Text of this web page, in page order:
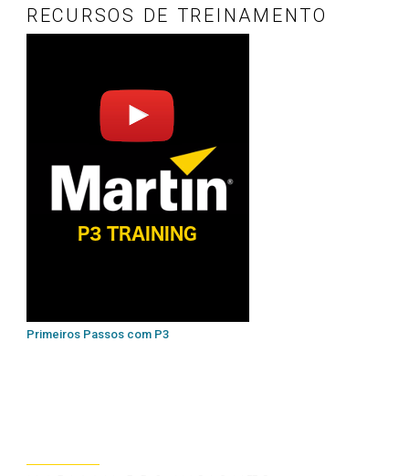
RECURSOS DE TREINAMENTO
Primeiros Passos com P3